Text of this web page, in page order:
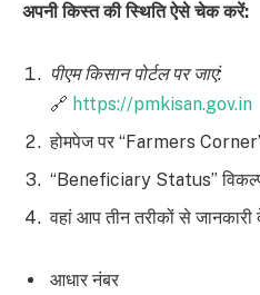
अपनी किस्त की स्थिति ऐसे चेक करें:
पीएम किसान पोर्टल पर जाएं:
🔗 https://pmkisan.gov.in
होमपेज पर “Farmers
“Beneficiary Status”
वहां आप तीन तरीकों से
आधार नंबर